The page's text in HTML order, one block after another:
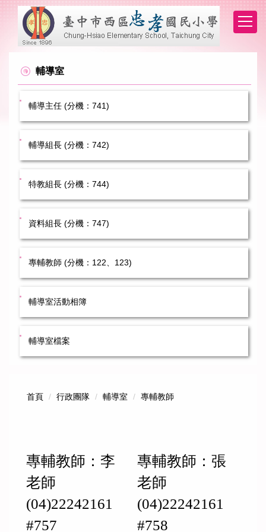
輔導室
輔導主任 (分機：741)
輔導組長 (分機：742)
特教組長 (分機：744)
資料組長 (分機：747)
專輔教師 (分機：122、123)
輔導室活動相簿
輔導室檔案
首頁 行政團隊 輔導室 專輔教師
專輔教師：李
老師
(04)22242161
#757
專輔教師：張
老師
(04)22242161
#758